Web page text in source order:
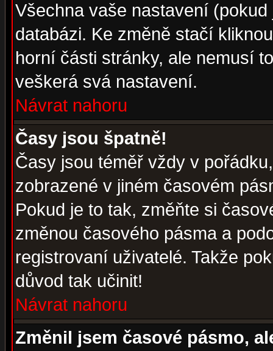
Všechna vaše nastavení
databázi. Ke změně stačí
horní části stránky, ale nemusí
veškerá svá nastavení.
Návrat nahoru
Časy jsou špatně!
Časy jsou téměř vždy v
zobrazené v jiném časovém
Pokud je to tak, změňte si
změnou časového pásma a
registrovaní uživatelé. Takže
důvod tak učinit!
Návrat nahoru
Změnil jsem časové pásmo,